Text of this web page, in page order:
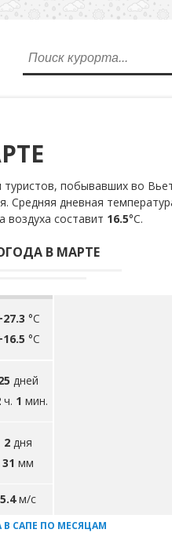
побывавших во
Средняя дневная
воздуха составит 16.5°С.
В МАРТЕ
°C
°C
дней
ч. 1 мин.
2 дня
31 мм
5.4м/с
В САПЕ ПО МЕСЯЦАМ